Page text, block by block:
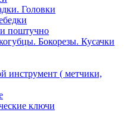
Головки
поштучно
Бокорезы. Кусачки
инструмент ( метчики,
ключи